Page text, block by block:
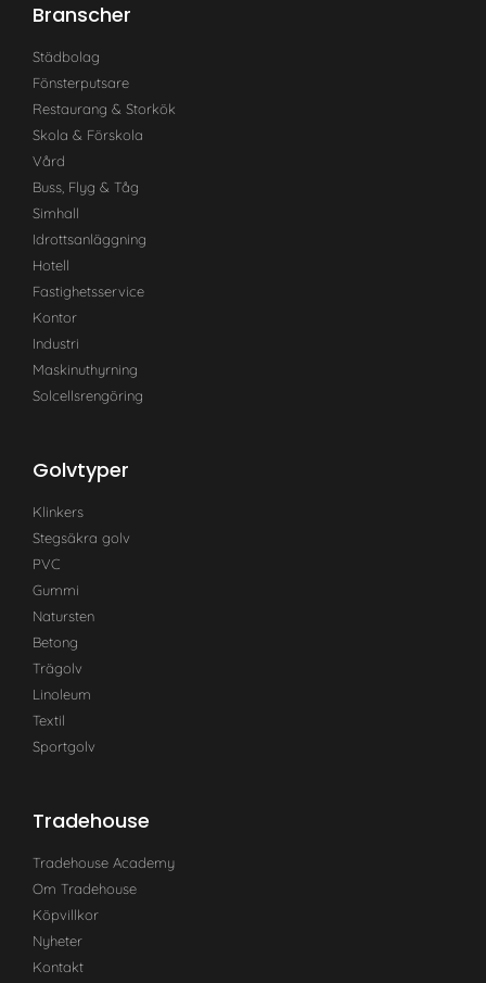
Branscher
Städbolag
Fönsterputsare
Restaurang & Storkök
Skola & Förskola
Vård
Buss, Flyg & Tåg
Simhall
Idrottsanläggning
Hotell
Fastighetsservice
Kontor
Industri
Maskinuthyrning
Solcellsrengöring
Golvtyper
Klinkers
Stegsäkra golv
PVC
Gummi
Natursten
Betong
Trägolv
Linoleum
Textil
Sportgolv
Tradehouse
Tradehouse Academy
Om Tradehouse
Köpvillkor
Nyheter
Kontakt